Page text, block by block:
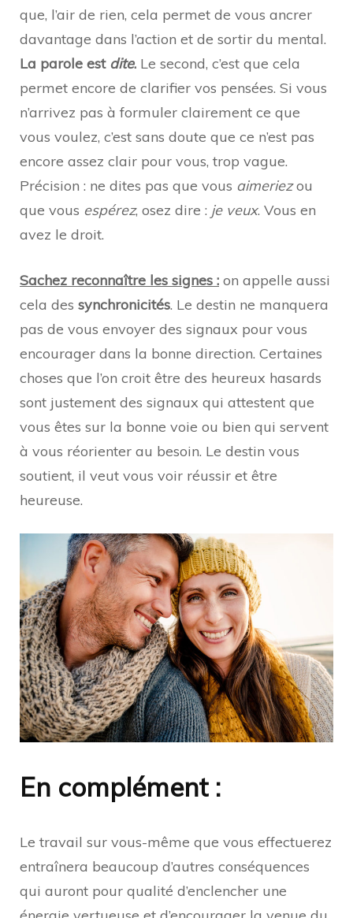
que, l’air de rien, cela permet de vous ancrer
davantage dans l’action et de sortir du mental.
La parole est dite. Le second, c’est que cela
permet encore de clarifier vos pensées. Si vous
n’arrivez pas à formuler clairement ce que
vous voulez, c’est sans doute que ce n’est pas
encore assez clair pour vous, trop vague.
Précision : ne dites pas que vous aimeriezou
que vous espérez, osez dire : je veux. Vous en
avez le droit.
Sachez reconnaître les signes : on appelle aussi
cela des synchronicités. Le destin ne manquera
pas de vous envoyer des signaux pour vous
encourager dans la bonne direction. Certaines
choses que l’on croit être des heureux hasards
sont justement des signaux qui attestent que
vous êtes sur la bonne voie ou bien qui servent
à vous réorienter au besoin. Le destin vous
soutient, il veut vous voir réussir et être
heureuse.
En complément :
Le travail sur vous-même que vous effectuerez
entraînera beaucoup d’autres conséquences
qui auront pour qualité d’enclencher une